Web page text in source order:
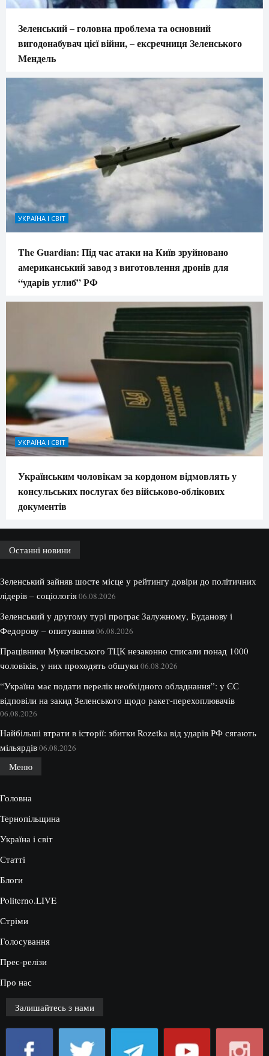
Зеленський – головна проблема та основний
вигодонабувач цієї війни, – ексречниця Зеленського
Мендель
УКРАЇНА І СВІТ
The Guardian: Під час атаки на Київ зруйновано
американський завод з виготовлення дронів для
“ударів углиб” РФ
УКРАЇНА І СВІТ
Українським чоловікам за кордоном відмовлять у
консульських послугах без військово-облікових
документів
Останні новини
Зеленський зайняв шосте місце у рейтингу довіри до політичних
лідерів – соціологія06.08.2026
Зеленський у другому турі програє Залужному, Буданову і
Федорову – опитування06.08.2026
Працівники Мукачівського ТЦК незаконно списали понад 1000
чоловіків, у них проходять обшуки06.08.2026
“Україна має подати перелік необхідного обладнання”: у ЄС
відповіли на закид Зеленського щодо ракет-перехоплювачів
06.08.2026
Найбільші втрати в історії: збитки Rozetka від ударів РФ сягають
мільярдів06.08.2026
Меню
Головна
Тернопільщина
Україна і світ
Статті
Блоги
Politerno.LIVE
Стріми
Голосування
Прес-релізи
Про нас
Залишайтесь з нами